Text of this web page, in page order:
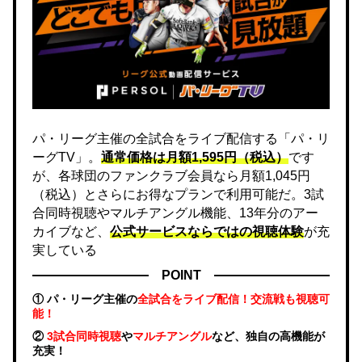
パ・リーグ主催の全試合をライブ配信する「パ・リ
ーグTV」。 通常価格は月額1,595円（税込）です
が、各球団のファンクラブ会員なら月額1,045円
（税込）とさらにお得なプランで利用可能だ。3試
合同時視聴やマルチアングル機能、13年分のアー
カイブなど、 公式サービスならではの視聴体験が充
実している
POINT
① パ・リーグ主催の全試合をライブ配信！交流戦も視聴可
能！
②3試合同時視聴やマルチアングルなど、独自の高機能が
充実！